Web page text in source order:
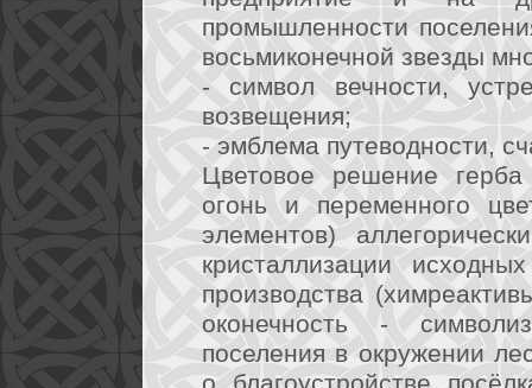
промышленности
восьмиконечной звезды
- символ вечности,
возвещения;
- эмблема путеводности,
Цветовое решение
огонь и переменного
элементов)
кристаллизации
производства
оконечность -
поселения в окружении